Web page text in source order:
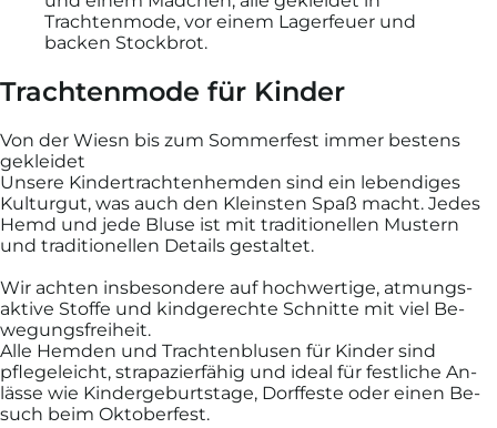
Trachtenmode für Kinder
Von der Wiesn bis zum Sommerfest immer bestens
gekleidet
Unsere Kinder­trachten­hemden sind ein leben­diges
Kultur­gut, was auch den Kleinsten Spaß macht. Jedes
Hemd und jede Bluse ist mit tradi­tionellen Mustern
und traditio­nellen Details ges­taltet.
Wir achten ins­beson­dere auf hoch­wertige, atmungs­
aktive Stoffe und kind­gerechte Schnitte mit viel Be­
wegungs­freiheit.
Alle Hemden und Trachten­blusen für Kinder sind
pflege­leicht, strapazier­fähig und ideal für fest­liche An­
lässe wie Kinder­geburts­tage, Dorf­feste oder einen Be­
such beim Oktober­fest.